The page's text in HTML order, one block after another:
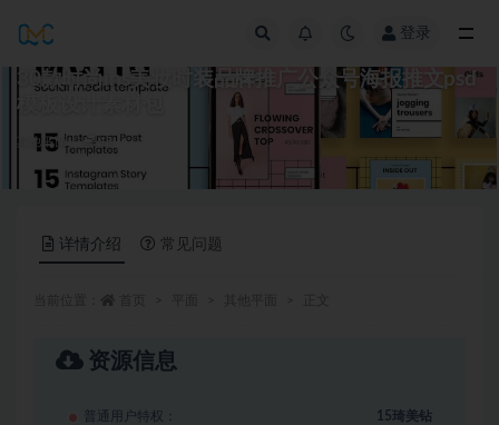
登录
30款时尚ins美妆时装品牌推广公众号海报推文psd
模板设计素材包
其他平面 15
详情介绍 常见问题
资源信息
普通用户特权： 15琦美钻